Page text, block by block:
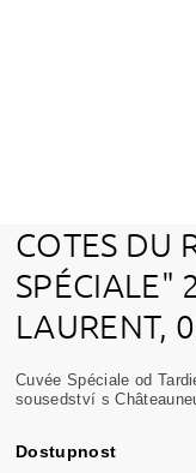
COTES DU
SPÉCIALE"
LAURENT,
Cuvée Spéciale od
sousedství s
Dostupnost